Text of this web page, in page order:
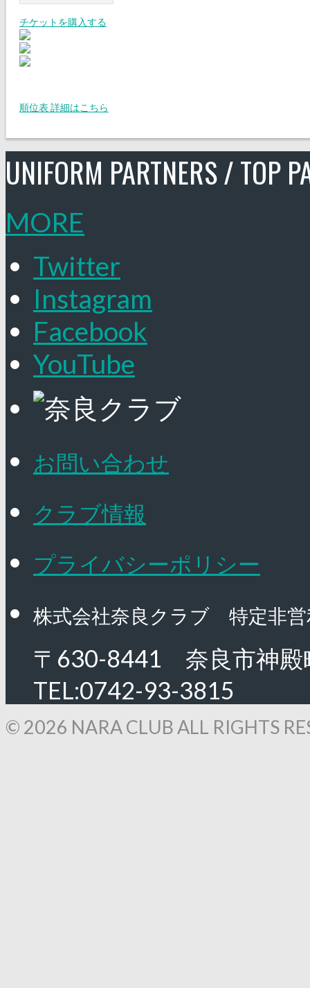
チケットを購入する
順位表 詳細はこちら
UNIFORM PARTNERS / TOP
MORE
Twitter
Instagram
Facebook
YouTube
お問い合わせ
クラブ情報
プライバシーポリシー
株式会社奈良クラブ 特定非
〒630-8441 奈良市神
TEL:0742-93-3815
© 2026 NARA CLUB ALL RIGHTS